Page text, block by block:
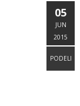
05
JUN
2015
PODELI